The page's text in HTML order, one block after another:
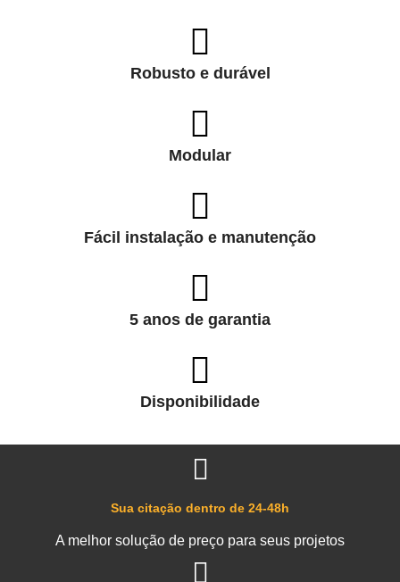
Robusto e durável
Modular
Fácil instalação e manutenção
5 anos de garantia
Disponibilidade
Sua citação dentro de 24-48h
A melhor solução de preço para seus projetos